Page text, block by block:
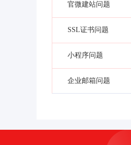
官微建站问题
SSL证书问题
小程序问题
企业邮箱问题